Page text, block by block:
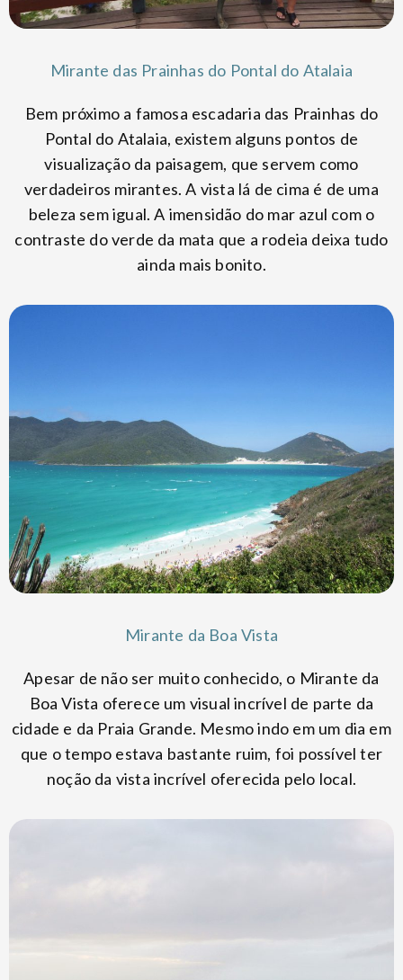
Mirante das Prainhas do Pontal do Atalaia
Bem próximo a famosa escadaria das Prainhas do
Pontal do Atalaia, existem alguns pontos de
visualização da paisagem, que servem como
verdadeiros mirantes. A vista lá de cima é de uma
beleza sem igual. A imensidão do mar azul com o
contraste do verde da mata que a rodeia deixa tudo
ainda mais bonito.
Mirante da Boa Vista
Apesar de não ser muito conhecido, o Mirante da
Boa Vista oferece um visual incrível de parte da
cidade e da Praia Grande. Mesmo indo em um dia em
que o tempo estava bastante ruim, foi possível ter
noção da vista incrível oferecida pelo local.